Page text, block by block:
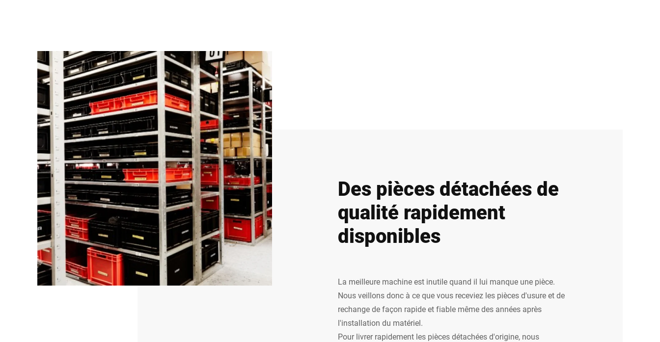
Des pièces détachées de
qualité rapidement
disponibles
La meilleure machine est inutile quand il lui manque une pièce.
Nous veillons donc à ce que vous receviez les pièces d'usure et de
rechange de façon rapide et fiable même des années après
l'installation du matériel.
Pour livrer rapidement les pièces détachées d'origine, nous